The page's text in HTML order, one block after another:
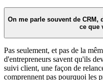
On me parle souvent de
ce que
Pas seulement, et pas de la
d'entrepreneurs savent qu'ils
suivi client, une façon de
comprennent pas pourquoi les